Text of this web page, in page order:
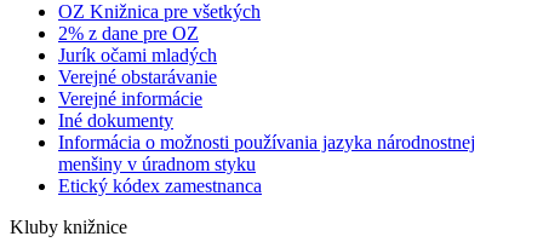
OZ Knižnica pre všetkých
2% z dane pre OZ
Jurík očami mladých
Verejné obstarávanie
Verejné informácie
Iné dokumenty
Informácia o možnosti používania jazyka národnostnej
menšiny v úradnom styku
Etický kódex zamestnanca
Kluby knižnice